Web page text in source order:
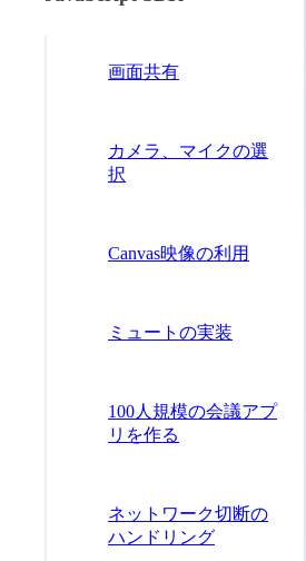
画面共有
カメラ、マイクの選
択
Canvas映像の利用
ミュートの実装
100人規模の会議アプ
リを作る
ネットワーク切断の
ハンドリング